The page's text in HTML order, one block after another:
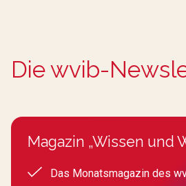
Die wvib-
Magazin „Wissen und
Das Monatsmagazin des